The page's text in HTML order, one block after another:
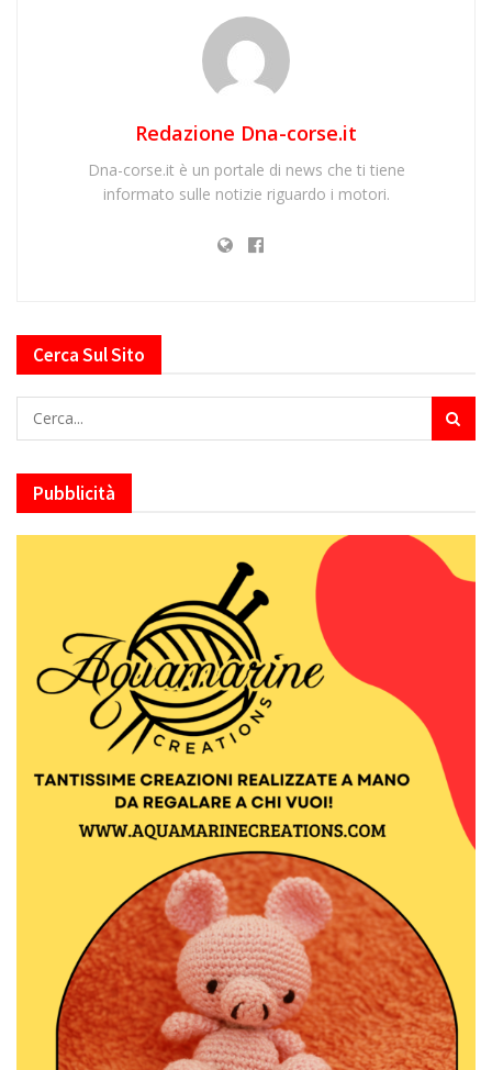
Redazione Dna-corse.it
Dna-corse.it è un portale di news che ti tiene
informato sulle notizie riguardo i motori.
Cerca Sul Sito
Pubblicità